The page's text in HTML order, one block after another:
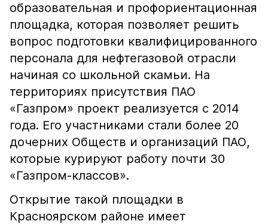
образовательная и профориентационная
площадка, которая позволяет решить
вопрос подготовки квалифицированного
персонала для нефтегазовой отрасли
начиная со школьной скамьи. На
территориях присутствия ПАО
«Газпром» проект реализуется с 2014
года. Его участниками стали более 20
дочерних Обществ и организаций ПАО,
которые курируют работу почти 30
«Газпром-классов».
Открытие такой площадки в
Красноярском районе имеет